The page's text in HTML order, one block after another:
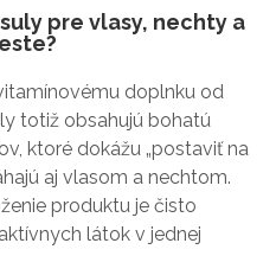
pre vlasy, nechty a
doplnku od
totiž obsahujú bohatú
ktoré dokážu „postaviť na
aj vlasom a nechtom.
produktu je čisto
látok v jednej